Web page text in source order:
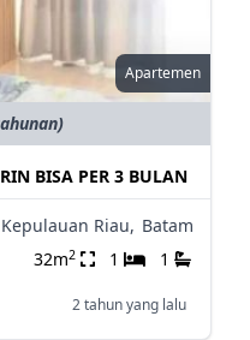
Apartemen
BISA PER 3 BULAN
Kepulauan Riau, Batam
32m2 1 1
2 tahun yang lalu